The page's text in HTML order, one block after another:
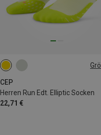
CEP
Herren Run Edt. Elliptic Socken
22,71 €
39|40|41|42